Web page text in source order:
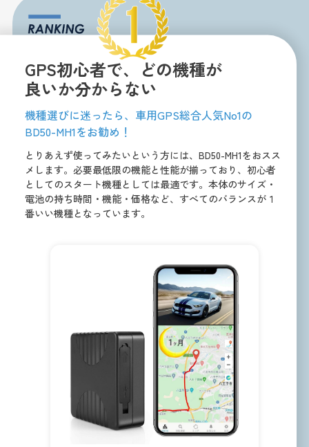
GPS初心者で、どの機種が
良いか分からない
機種選びに迷ったら、車用GPS総合人気No1の
BD50-MH1をお勧め！
とりあえず使ってみたいという方には、BD50-MH1をおスス
メします。必要最低限の機能と性能が揃っており、初心者
としてのスタート機種としては最適です。本体のサイズ・
電池の持ち時間・機能・価格など、すべてのバランスが１
番いい機種となっています。